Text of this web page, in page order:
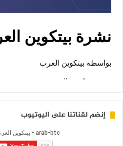
إنضم لقناتنا على اليوتيوب